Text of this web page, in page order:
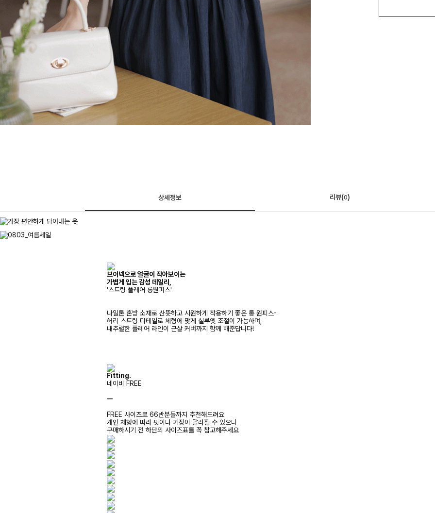
상세정보 리뷰(0)
브이넥으로 얼굴이 작아보이는
가볍게 입는 감성 데일리,
'스트링 플레어 롱원피스'
나일론 혼방 소재로 산뜻하고 시원하게 착용하기 좋은 롱 원피스-
허리 스트링 디테일로 체형에 맞게 실루엣 조절이 가능하며,
내추럴한 플레어 라인이 군살 커버까지 함께 해준답니다!
Fitting.
네이비 FREE
ㅡ
FREE 사이즈로 66반분들까지 추천해드려요
개인 체형에 따라 핏이나 기장이 달라질 수 있으니
구매하시기 전 하단의 사이즈표를 꼭 참고해주세요